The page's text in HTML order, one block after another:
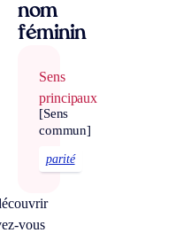
nom
féminin
Sens
principaux
[Sens
commun]
parité
vous